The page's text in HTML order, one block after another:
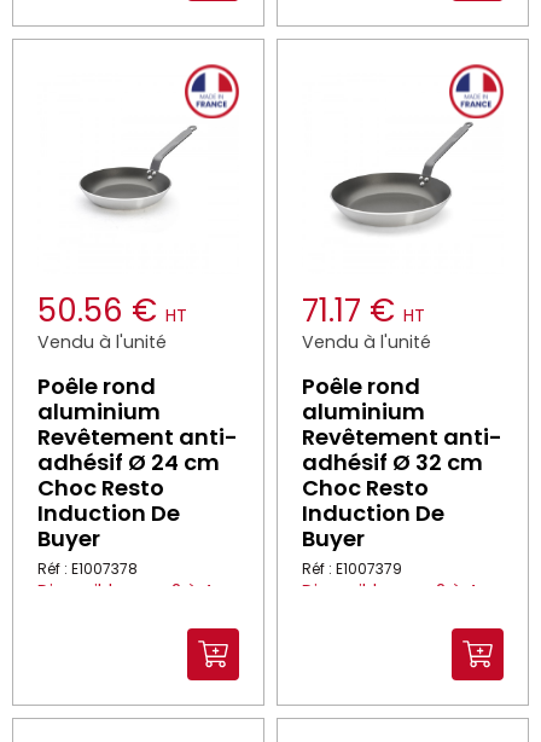
50.56 € HT
Vendu à l'unité
Poêle rond
aluminium
Revêtement anti-
adhésif Ø 24 cm
Choc Resto
Induction De
Buyer
Réf : E1007378
Disponible sous 2 à 4
71.17 € HT
Vendu à l'unité
Poêle rond
aluminium
Revêtement anti-
adhésif Ø 32 cm
Choc Resto
Induction De
Buyer
Réf : E1007379
Disponible sous 2 à 4